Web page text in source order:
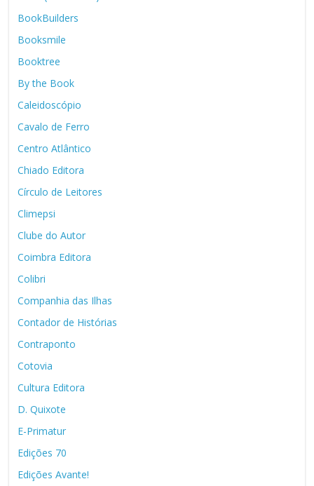
BookBuilders
Booksmile
Booktree
By the Book
Caleidoscópio
Cavalo de Ferro
Centro Atlântico
Chiado Editora
Círculo de Leitores
Climepsi
Clube do Autor
Coimbra Editora
Colibri
Companhia das Ilhas
Contador de Histórias
Contraponto
Cotovia
Cultura Editora
D. Quixote
E-Primatur
Edições 70
Edições Avante!